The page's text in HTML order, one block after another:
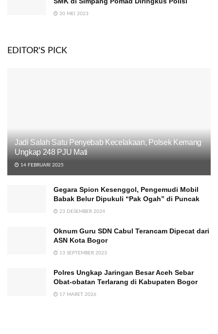
20 MEI 2023
EDITOR'S PICK
Jadi Salah Satu Penyebab Kecelakaan, Polsek Kemang
Ungkap 248 PJU Mati
14 FEBRUARI 2025
Gegara Spion Kesenggol, Pengemudi Mobil
Babak Belur Dipukuli “Pak Ogah” di Puncak
23 DESEMBER 2024
Oknum Guru SDN Cabul Terancam Dipecat dari
ASN Kota Bogor
13 SEPTEMBER 2023
Polres Ungkap Jaringan Besar Aceh Sebar
Obat-obatan Terlarang di Kabupaten Bogor
17 MARET 2026